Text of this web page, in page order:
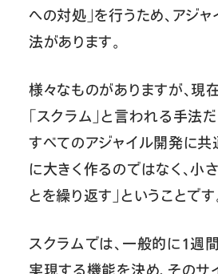
への対処」を行うため、アジ
法があります。
様々なものがありますが、現
「スクラム」と言われる手法
すべてのアジャイル開発に共
に大きく作るのではなく、小
とを繰り返す」ということです
スクラムでは、一般的に1週
実現する機能を決め、そのサ